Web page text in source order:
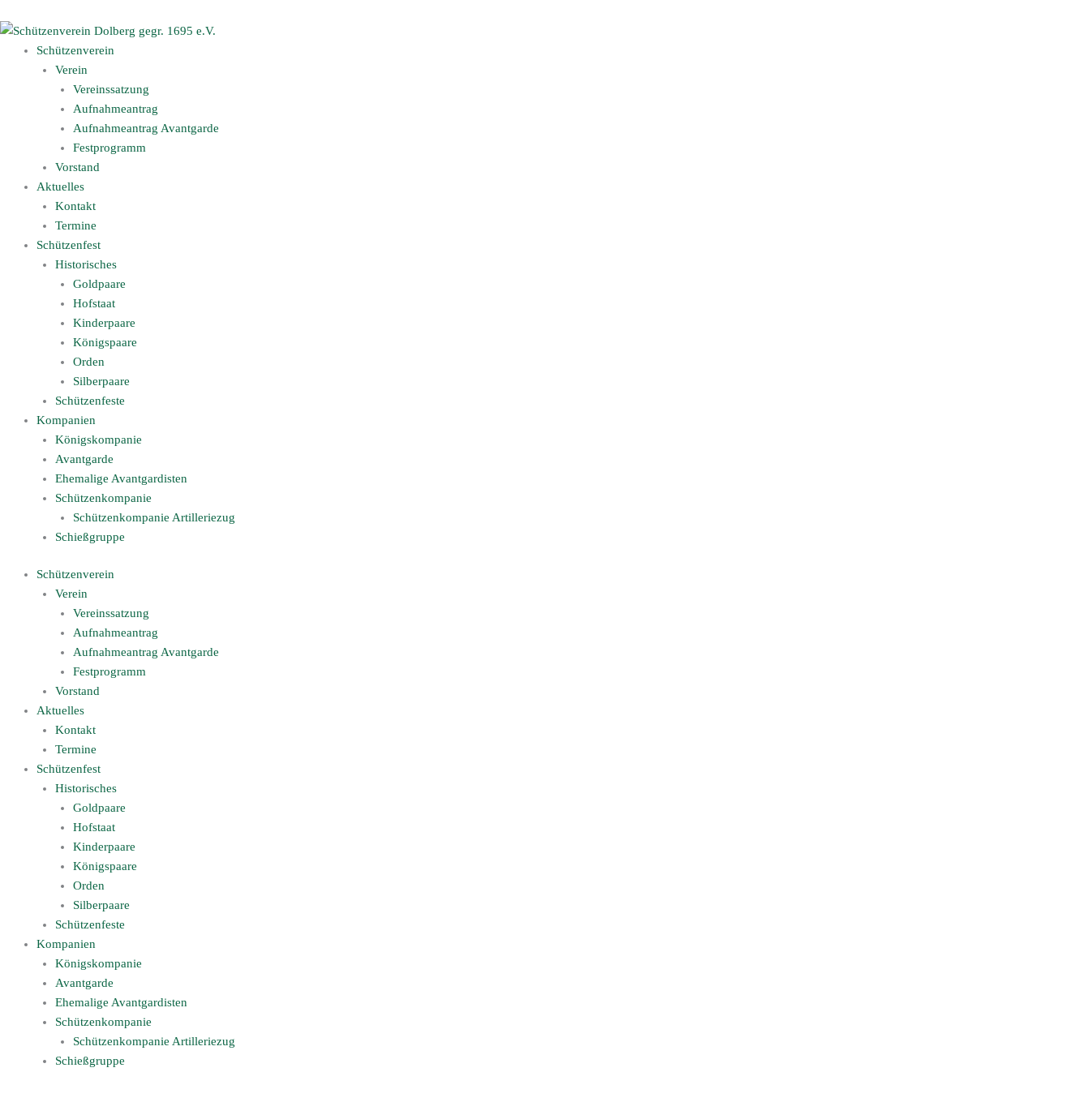
Inhalt
springenSchützenverein
Verein
Vereinssatzung
Aufnahmeantrag
Aufnahmeantrag Avantgarde
Festprogramm
Vorstand
Aktuelles
Kontakt
Termine
Schützenfest
Historisches
Goldpaare
Hofstaat
Kinderpaare
Königspaare
Orden
Silberpaare
Schützenfeste
Kompanien
Königskompanie
Avantgarde
Ehemalige Avantgardisten
Schützenkompanie
Schützenkompanie Artilleriezug
Schießgruppe
Schützenverein
Verein
Vereinssatzung
Aufnahmeantrag
Aufnahmeantrag Avantgarde
Festprogramm
Vorstand
Aktuelles
Kontakt
Termine
Schützenfest
Historisches
Goldpaare
Hofstaat
Kinderpaare
Königspaare
Orden
Silberpaare
Schützenfeste
Kompanien
Königskompanie
Avantgarde
Ehemalige Avantgardisten
Schützenkompanie
Schützenkompanie Artilleriezug
Schießgruppe